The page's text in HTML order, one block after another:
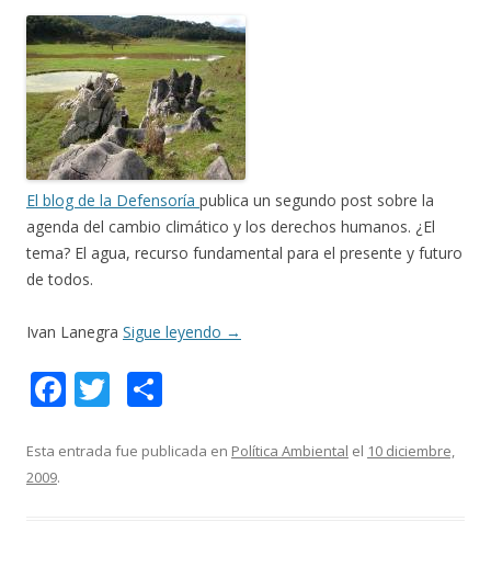
El blog de la Defensoría publica un segundo post sobre la
agenda del cambio climático y los derechos humanos. ¿El
tema? El agua, recurso fundamental para el presente y futuro
de todos.
Ivan Lanegra Sigue leyendo →
F
e
T
itt m
Esta entrada fue publicada en Política Ambiental el 10 diciembre,
2009.